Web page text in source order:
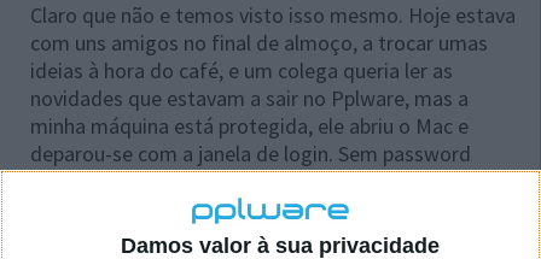
Damos valor à sua privacidade
Claro que não e temos visto isso mesmo. Hoje estava
com uns amigos no final de almoço, a trocar umas
ideias à hora do café, e um colega queria ler as
novidades que estavam a sair no Pplware, mas a
minha máquina está protegida, ele abriu o Mac e
deparou-se com a janela de login. Sem password
nada feito, mas bastou dar duas palmadas no
iPhone, tipo knock knock e o Mac desbloqueou-se
“sozinho”!